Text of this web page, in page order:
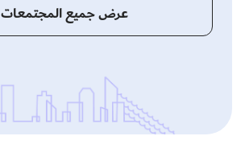
عرض جميع المجتمعات